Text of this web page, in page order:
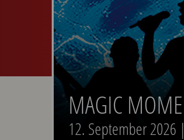
MAGIC
12. September